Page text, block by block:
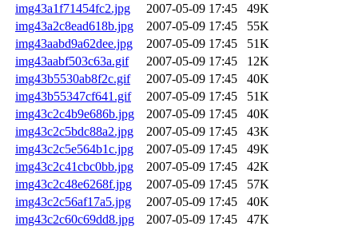
img43a1f71454fc2.jpg
2007-05-09 17:45
49K
img43a2c8ead618b.jpg
2007-05-09 17:45
55K
img43aabd9a62dee.jpg
2007-05-09 17:45
51K
img43aabf503c63a.gif
2007-05-09 17:45
12K
img43b5530ab8f2c.gif
2007-05-09 17:45
40K
img43b55347cf641.gif
2007-05-09 17:45
51K
img43c2c4b9e686b.jpg
2007-05-09 17:45
40K
img43c2c5bdc88a2.jpg
2007-05-09 17:45
43K
img43c2c5e564b1c.jpg
2007-05-09 17:45
49K
img43c2c41cbc0bb.jpg
2007-05-09 17:45
42K
img43c2c48e6268f.jpg
2007-05-09 17:45
57K
img43c2c56af17a5.jpg
2007-05-09 17:45
40K
img43c2c60c69dd8.jpg
2007-05-09 17:45
47K